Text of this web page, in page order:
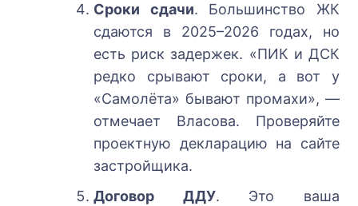
Сроки сдачи. Большинство ЖК
сдаются в 2025–2026 годах, но
есть риск задержек. «ПИК и ДСК
редко срывают сроки, а вот у
«Самолёта» бывают промахи», —
отмечает Власова. Проверяйте
проектную декларацию на сайте
застройщика.
Договор ДДУ. Это ваша